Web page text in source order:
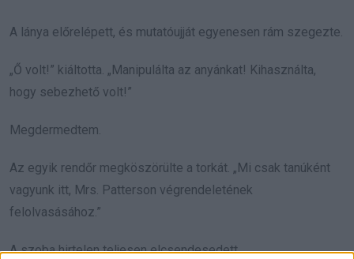
A lánya előrelépett, és mutatóujját egyenesen rám szegezte.
„Ő volt!” kiáltotta. „Manipulálta az anyánkat! Kihasználta,
hogy sebezhető volt!”
Megdermedtem.
Az egyik rendőr megköszörülte a torkát. „Mi csak tanúként
vagyunk itt, Mrs. Patterson végrendeletének
felolvasásához.”
A szoba hirtelen teljesen elcsendesedett.